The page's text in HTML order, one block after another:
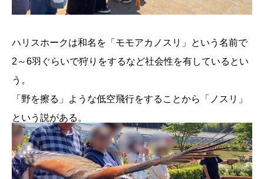
ハリスホークは和名を「モモアカノスリ」という名前で
2～6羽ぐらいで狩りをするなど社会性を有しているとい
う。
「野を擦る」ような低空飛行をすることから「ノスリ」
という説がある。